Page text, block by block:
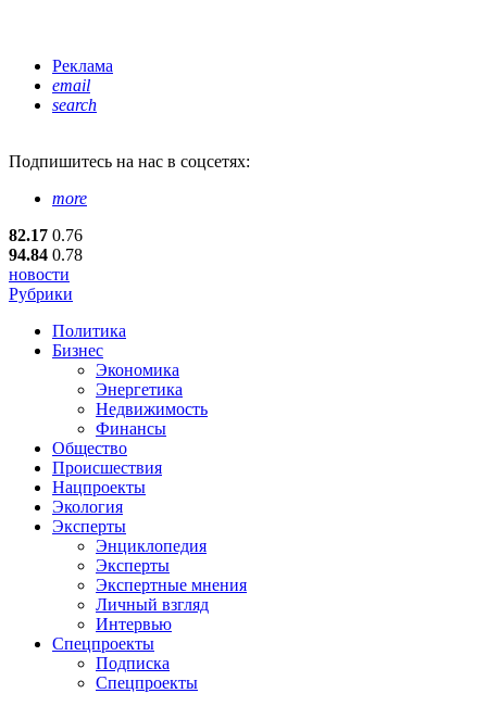
Реклама
email
search
Подпишитесь на нас в соцсетях:
more
82.17 0.76
94.84 0.78
новости
Рубрики
Политика
Бизнес
Экономика
Энергетика
Недвижимость
Финансы
Общество
Происшествия
Нацпроекты
Экология
Эксперты
Энциклопедия
Эксперты
Экспертные мнения
Личный взгляд
Интервью
Спецпроекты
Подписка
Спецпроекты